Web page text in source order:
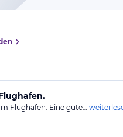
Flughafen. Eine gute…